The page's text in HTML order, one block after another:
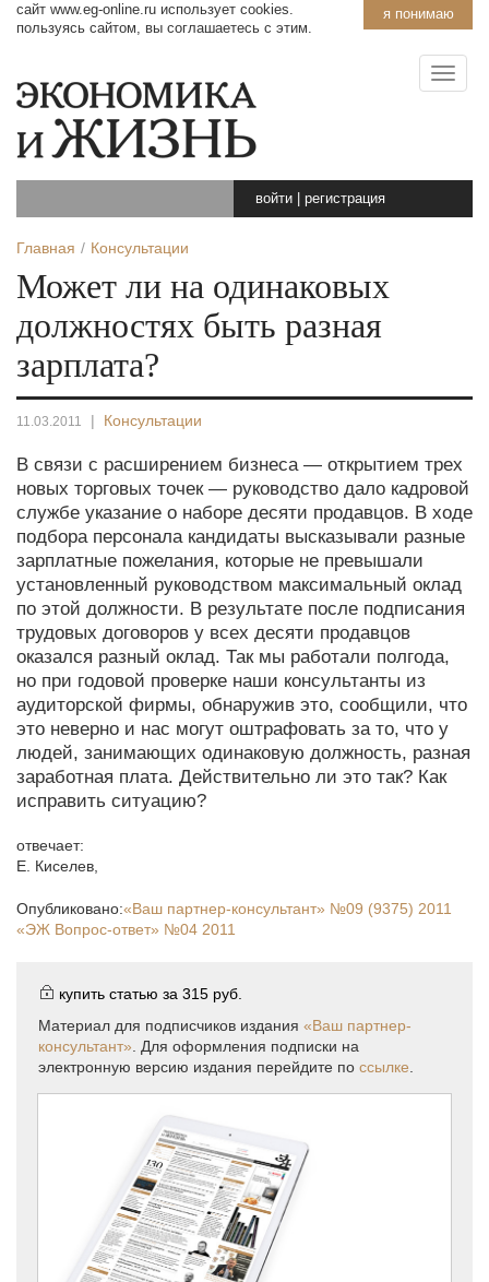
я понимаю
сайт www.eg-online.ru использует cookies.
пользуясь сайтом, вы соглашаетесь с этим.
войти регистрация
Главная Консультации
Может ли на одинаковых
должностях быть разная
зарплата?
11.03.2011 | Консультации
В связи с расширением бизнеса — открытием трех
новых торговых точек — руководство дало кадровой
службе указание о наборе десяти продавцов. В ходе
подбора персонала кандидаты высказывали разные
зарплатные пожелания, которые не превышали
установленный руководством максимальный оклад
по этой должности. В результате после подписания
трудовых договоров у всех десяти продавцов
оказался разный оклад. Так мы работали полгода,
но при годовой проверке наши консультанты из
аудиторской фирмы, обнаружив это, сообщили, что
это неверно и нас могут оштрафовать за то, что у
людей, занимающих одинаковую должность, разная
заработная плата. Действительно ли это так? Как
исправить ситуацию?
отвечает:
Е. Киселев
Опубликовано:«Ваш партнер-консультант» №09 (9375) 2011
«ЭЖ Вопрос-ответ» №04 2011
купить статью за 315 руб.
Материал для подписчиков издания «Ваш партнер-
консультант» . Для оформления подписки на
электронную версию издания перейдите по ссылке